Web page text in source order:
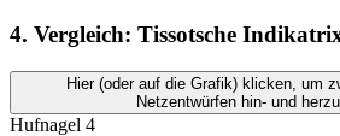
4. Vergleich: Tissotsche
Hier (oder auf die Grafik) klicken, um
Netzentwürfen hin- und
Hufnagel 4